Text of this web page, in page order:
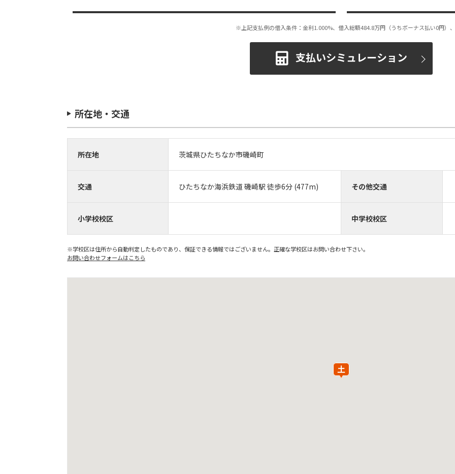
※上記支払例の借入条件：金利1.000%、借入総額484.8万円（うちボーナス払い0円）
支払いシミュレーション
所在地・交通
所在地 茨城県ひたちなか市磯崎町
交通 ひたちなか海浜鉄道 磯崎駅 徒歩6分 (477m) その他交通
小学校校区 中学校校区
※学校区は住所から自動判定したものであり、保証できる情報ではございません。正確な学校区はお問い合わせ下さい。
お問い合わせフォームはこちら